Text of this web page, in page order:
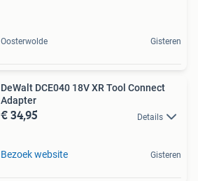
Oosterwolde Gisteren
DeWalt DCE040 18V XR Tool Connect
Adapter
€ 34,95 Details
Bezoek website Gisteren